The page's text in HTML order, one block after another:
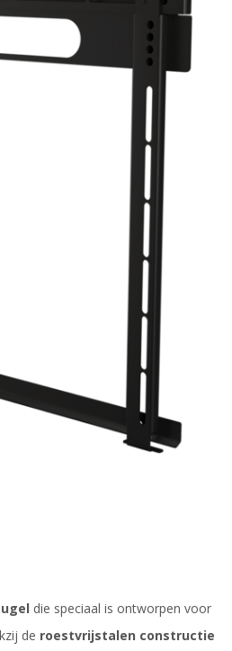
die speciaal is ontworpen voor
de roestvrijstalen constructie